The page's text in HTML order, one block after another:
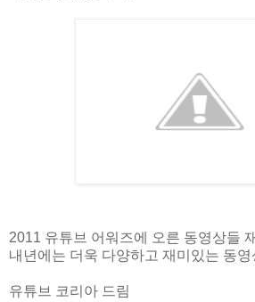
2011 유튜브 어워즈에 오른 동영상들
내년에는 더욱 다양하고 재미있는 동
유튜브 코리아 드림